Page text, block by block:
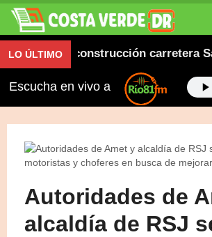
LO ÚLTIMOen construcción carretera San
Escucha en vivo a
Autoridades de
alcaldía de RSJ